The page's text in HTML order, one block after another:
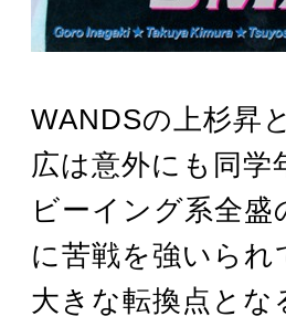
WANDSの上杉昇
広は意外にも同学
ビーイング系全
に苦戦を強いら
大きな転換点と